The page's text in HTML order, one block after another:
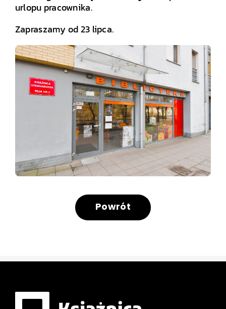
urlopu pracownika.
Zapraszamy od 23 lipca.
Powrót